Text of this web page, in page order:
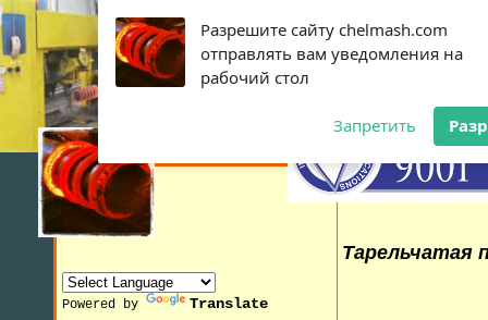
Разрешите сайту chelmash.com
отправлять вам уведомления на
рабочий стол
Запретить
Powered by Translate
Тарельчатая